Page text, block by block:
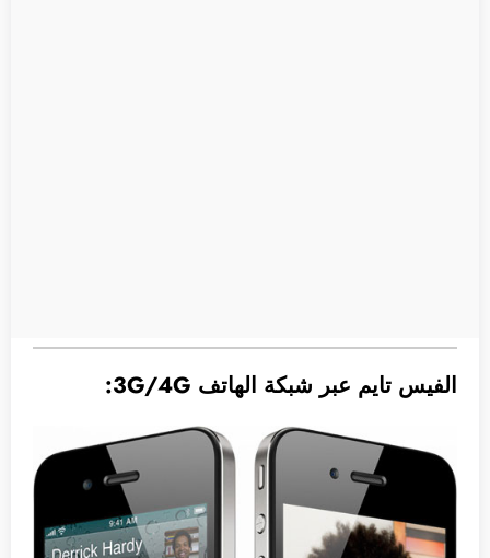
الفيس تايم عبر شبكة الهاتف 3G/4G: